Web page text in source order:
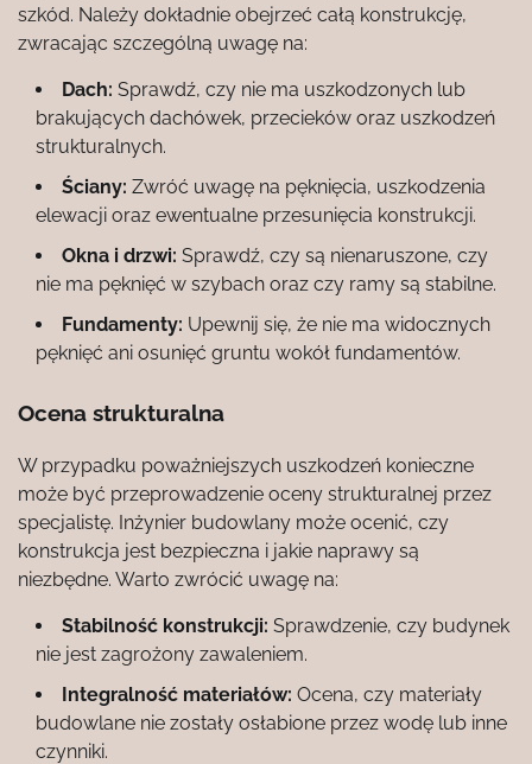
szkód. Należy dokładnie obejrzeć całą konstrukcję,
zwracając szczególną uwagę na:
Dach: Sprawdź, czy nie ma uszkodzonych lub
brakujących dachówek, przecieków oraz uszkodzeń
strukturalnych.
Ściany: Zwróć uwagę na pęknięcia, uszkodzenia
elewacji oraz ewentualne przesunięcia konstrukcji.
Okna i drzwi: Sprawdź, czy są nienaruszone, czy
nie ma pęknięć w szybach oraz czy ramy są stabilne.
Fundamenty: Upewnij się, że nie ma widocznych
pęknięć ani osunięć gruntu wokół fundamentów.
Ocena strukturalna
W przypadku poważniejszych uszkodzeń konieczne
może być przeprowadzenie oceny strukturalnej przez
specjalistę. Inżynier budowlany może ocenić, czy
konstrukcja jest bezpieczna i jakie naprawy są
niezbędne. Warto zwrócić uwagę na:
Stabilność konstrukcji: Sprawdzenie, czy budynek
nie jest zagrożony zawaleniem.
Integralność materiałów: Ocena, czy materiały
budowlane nie zostały osłabione przez wodę lub inne
czynniki.